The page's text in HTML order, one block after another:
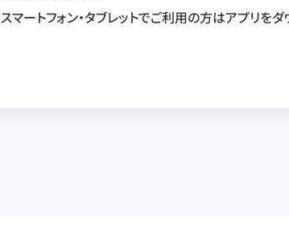
スマートフォン・タブレットでご利用の方はアプリをダ